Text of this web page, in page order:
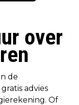
over
de
advies
Of